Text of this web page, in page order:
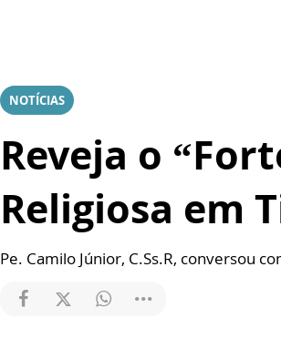
NOTÍCIAS
Reveja o
Religiosa em
Pe. Camilo Júnior, C.Ss.R, conversou